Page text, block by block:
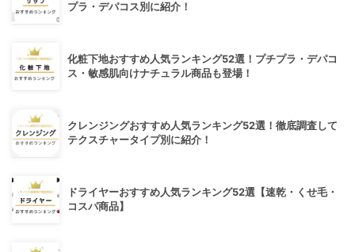
プラ・デパコス別に紹介！
化粧下地おすすめ人気ランキング52選！プチプラ・デパコ
ス・敏感肌向けナチュラル商品も登場！
クレンジングおすすめ人気ランキング52選！徹底調査して
テクスチャータイプ別に紹介！
ドライヤーおすすめ人気ランキング52選【速乾・くせ毛・
コスパ商品】